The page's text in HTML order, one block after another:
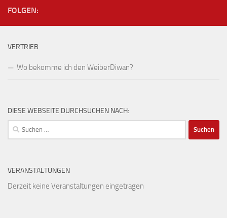
FOLGEN:
VERTRIEB
Wo bekomme ich den WeiberDiwan?
DIESE WEBSEITE DURCHSUCHEN NACH:
Suchen
nach:
VERANSTALTUNGEN
Derzeit keine Veranstaltungen eingetragen